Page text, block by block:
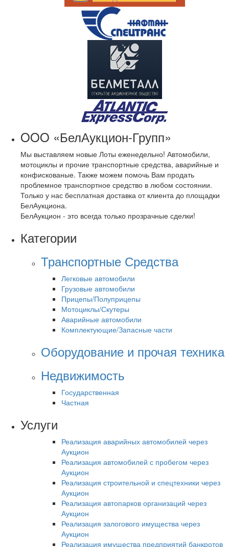
OOO «БелАукцион-Групп»
Мы выставляем новые Лоты еженедельно! Автомобили,
мотоциклы и прочие транспортные средства, аварийные и
конфискованые. Также можем помочь Вам продать
проблемное транспортное средство в любом состоянии.
Только у нас бесплатная доставка от клиента до площадки
БелАукциона.
БелАукцион - это всегда только прозрачные сделки!
Категории
Транспортные Средства
Легковые автомобили
Грузовые автомобили
Прицепы/Полуприцепы
Мотоциклы/Скутеры
Аварийные автомобили
Комплектующие/Запасные части
Оборудование и прочая техника
Недвижимость
Государственная
Частная
Услуги
Реализация аварийных автомобилей через
Аукцион
Реализация автомобилей с пробегом через
Аукцион
Реализация строительной и спецтехники через
Аукцион
Реализация автопарков организаций через
Аукцион
Реализация залогового имущества через
Аукцион
Реализация имущества предприятий банкротов